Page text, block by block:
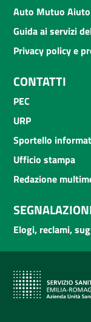
Auto Mutuo Aiuto
Guida ai servizi
Privacy policy e
CONTATTI
PEC
URP
Sportello
Ufficio stampa
Redazione
Elogi, reclami,